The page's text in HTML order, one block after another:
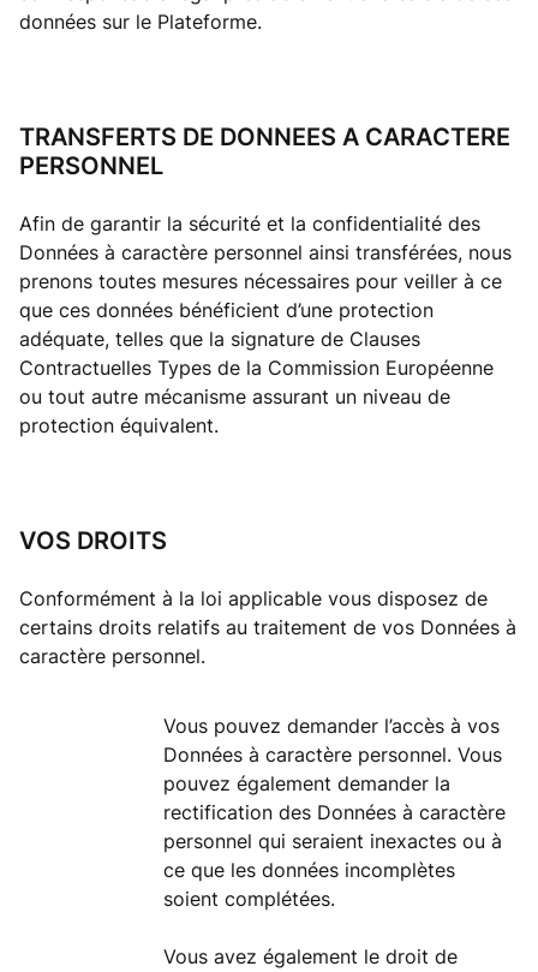
données sur le Plateforme.
TRANSFERTS DE DONNEES A CARACTERE
PERSONNEL
Afin de garantir la sécurité et la confidentialité des
Données à caractère personnel ainsi transférées, nous
prenons toutes mesures nécessaires pour veiller à ce
que ces données bénéficient d’une protection
adéquate, telles que la signature de Clauses
Contractuelles Types de la Commission Européenne
ou tout autre mécanisme assurant un niveau de
protection équivalent.
VOS DROITS
Conformément à la loi applicable vous disposez de
certains droits relatifs au traitement de vos Données à
caractère personnel.
Vous pouvez demander l’accès à vos
Données à caractère personnel. Vous
pouvez également demander la
rectification des Données à caractère
personnel qui seraient inexactes ou à
ce que les données incomplètes
soient complétées.
Vous avez également le droit de